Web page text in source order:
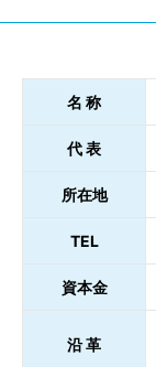
名 称
代 表
所在地
TEL
資本金
沿 革